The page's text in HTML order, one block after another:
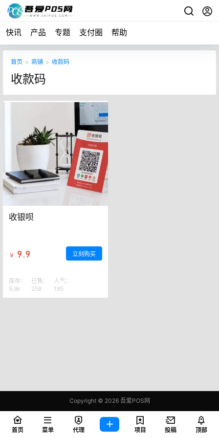
快讯 产品 专题 支付圈 帮助
首页 > 商铺 > 收款码
收款码
收银呗
￥ 9.9 立刻购买
库存：
9.9k
已售：
258
人气：
185
Copyright © 2026吾爱POS网
鄂ICP备2021006283号-1
查询 77 次，耗时 0.3911 秒
首页 菜单 代理 项目 投稿 顶部